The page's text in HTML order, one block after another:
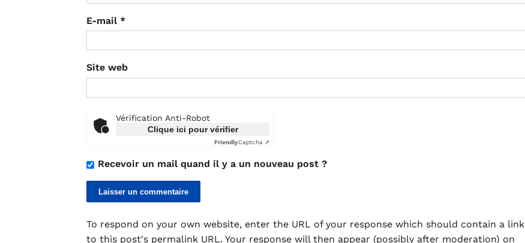
E-mail *
Site web
Vérification Anti-Robot
Clique ici pour vérifier
FriendlyCaptcha ⇗
Recevoir un mail quand il y a un nouveau post ?
To respond on your own website, enter the URL of your response which should contain a link
to this post's permalink URL. Your response will then appear (possibly after moderation) on